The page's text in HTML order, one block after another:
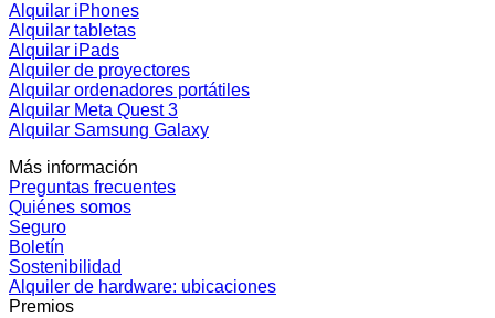
Alquilar iPhones
Alquilar tabletas
Alquilar iPads
Alquiler de proyectores
Alquilar ordenadores portátiles
Alquilar Meta Quest 3
Alquilar Samsung Galaxy
Más información
Preguntas frecuentes
Quiénes somos
Seguro
Boletín
Sostenibilidad
Alquiler de hardware: ubicaciones
Premios